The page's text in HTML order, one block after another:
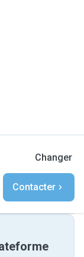
Changer
Contacter